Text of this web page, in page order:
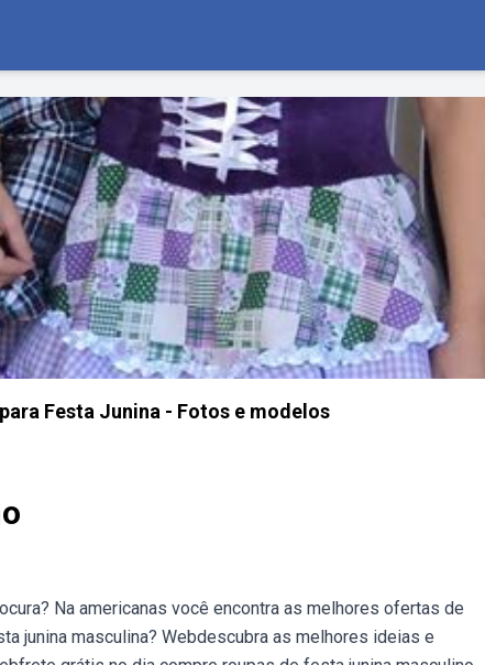
Festa Junina - Fotos e modelos
Na americanas você encontra as melhores ofertas de
junina masculina? Webdescubra as melhores ideias e